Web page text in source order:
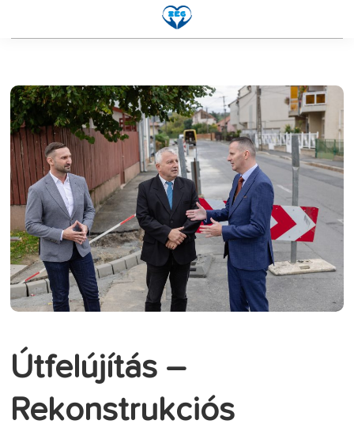
Útfelújítás –
Rekonstrukciós